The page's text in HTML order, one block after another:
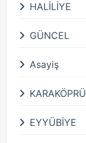
HALİLİYE
GÜNCEL
Asayiş
KARAKÖPRÜ
EYYÜBİYE